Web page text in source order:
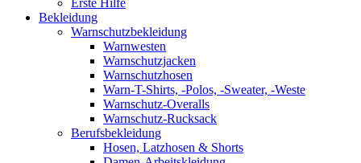
Erste Hilfe
Bekleidung
Warnschutzbekleidung
Warnwesten
Warnschutzjacken
Warnschutzhosen
Warn-T-Shirts, -Polos, -Sweater, -Weste
Warnschutz-Overalls
Warnschutz-Rucksack
Berufsbekleidung
Hosen, Latzhosen & Shorts